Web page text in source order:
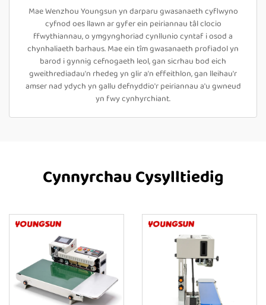
Mae Wenzhou Youngsun yn darparu gwasanaeth cyflwyno
cyfnod oes llawn ar gyfer ein peiriannau tâl clocio
ffwythiannau, o ymgynghoriad cynllunio cyntaf i osod a
chynhaliaeth barhaus. Mae ein tîm gwasanaeth profiadol yn
barod i gynnig cefnogaeth leol, gan sicrhau bod eich
gweithrediadau'n rhedeg yn glir a'n effeithlon, gan lleihau'r
amser nad ydych yn gallu defnyddio'r peiriannau a'u gwneud
yn fwy cynhyrchiant.
Cynnyrchau Cysylltiedig